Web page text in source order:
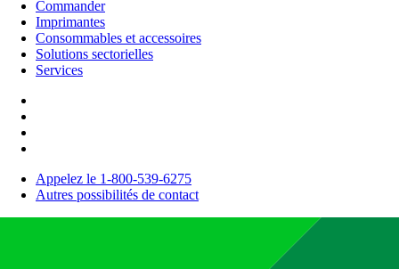
Commander
Imprimantes
Consommables et accessoires
Solutions sectorielles
Services
Appelez le 1-800-539-6275
Autres possibilités de contact